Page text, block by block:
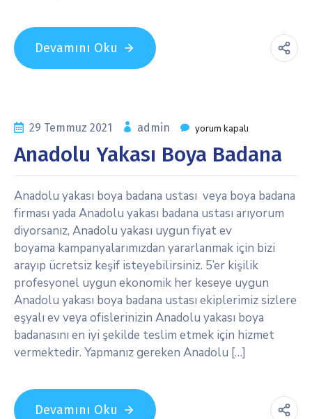
Devamını Oku
29 Temmuz 2021 admin yorum kapalı
Anadolu Yakası Boya Badana
Anadolu yakası boya badana ustası veya boya badana
firması yada Anadolu yakası badana ustası arıyorum
diyorsanız, Anadolu yakası uygun fiyat ev
boyama kampanyalarımızdan yararlanmak için bizi
arayıp ücretsiz keşif isteyebilirsiniz. 5’er kişilik
profesyonel uygun ekonomik her keseye uygun
Anadolu yakası boya badana ustası ekiplerimiz sizlere
eşyalı ev veya ofislerinizin Anadolu yakası boya
badanasını en iyi şekilde teslim etmek için hizmet
vermektedir. Yapmanız gereken Anadolu […]
Devamını Oku